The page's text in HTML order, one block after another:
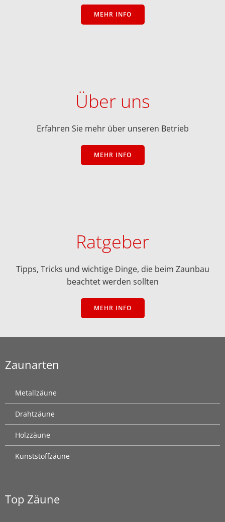
MEHR INFO
Über uns
Erfahren Sie mehr über unseren Betrieb
MEHR INFO
Ratgeber
Tipps, Tricks und wichtige Dinge, die beim Zaunbau
beachtet werden sollten
MEHR INFO
Zaunarten
Metallzäune
Drahtzäune
Holzzäune
Kunststoffzäune
Top Zäune